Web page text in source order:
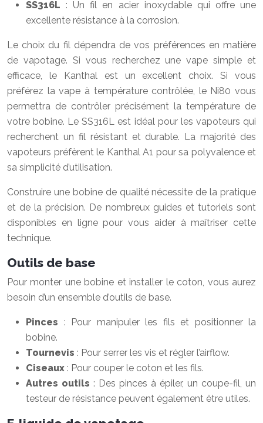
SS316L : Un fil en acier inoxydable qui offre une
excellente résistance à la corrosion.
Le choix du fil dépendra de vos préférences en matière
de vapotage. Si vous recherchez une vape simple et
efficace, le Kanthal est un excellent choix. Si vous
préférez la vape à température contrôlée, le Ni80 vous
permettra de contrôler précisément la température de
votre bobine. Le SS316L est idéal pour les vapoteurs qui
recherchent un fil résistant et durable. La majorité des
vapoteurs préfèrent le Kanthal A1 pour sa polyvalence et
sa simplicité d’utilisation.
Construire une bobine de qualité nécessite de la pratique
et de la précision. De nombreux guides et tutoriels sont
disponibles en ligne pour vous aider à maîtriser cette
technique.
Outils de base
Pour monter une bobine et installer le coton, vous aurez
besoin d’un ensemble d’outils de base.
Pinces : Pour manipuler les fils et positionner la
bobine.
Tournevis : Pour serrer les vis et régler l’airflow.
Ciseaux : Pour couper le coton et les fils.
Autres outils : Des pinces à épiler, un coupe-fil, un
testeur de résistance peuvent également être utiles.